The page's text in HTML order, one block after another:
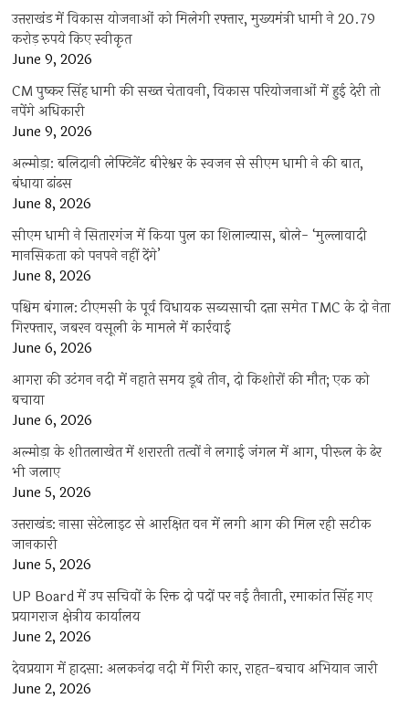
उत्तराखंड में विकास योजनाओं को मिलेगी रफ्तार, मुख्यमंत्री धामी ने 20.79
करोड़ रुपये किए स्वीकृत
June 9, 2026
CM पुष्कर सिंह धामी की सख्त चेतावनी, विकास परियोजनाओं में हुई देरी तो
नपेंगे अधिकारी
June 9, 2026
अल्मोड़ा: बलिदानी लेफ्टिनेंट बीरेश्वर के स्वजन से सीएम धामी ने की बात,
बंधाया ढांढस
June 8, 2026
सीएम धामी ने सितारगंज में किया पुल का शिलान्यास, बोले- ‘मुल्लावादी
मानसिकता को पनपने नहीं देंगे’
June 8, 2026
पश्चिम बंगाल: टीएमसी के पूर्व विधायक सब्यसाची दत्ता समेत TMC के दो नेता
गिरफ्तार, जबरन वसूली के मामले में कार्रवाई
June 6, 2026
आगरा की उटंगन नदी में नहाते समय डूबे तीन, दो किशोरों की मौत; एक को
बचाया
June 6, 2026
अल्मोड़ा के शीतलाखेत में शरारती तत्वों ने लगाई जंगल में आग, पीरूल के ढेर
भी जलाए
June 5, 2026
उत्तराखंड: नासा सेटेलाइट से आरक्षित वन में लगी आग की मिल रही सटीक
जानकारी
June 5, 2026
UP Board में उप सचिवों के रिक्त दो पदों पर नई तैनाती, रमाकांत सिंह गए
प्रयागराज क्षेत्रीय कार्यालय
June 2, 2026
देवप्रयाग में हादसा: अलकनंदा नदी में गिरी कार, राहत-बचाव अभियान जारी
June 2, 2026